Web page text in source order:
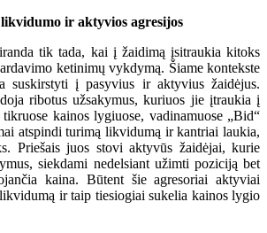
ir aktyvios agresijos
tik tada, kai į žaidimą įsitraukia kitoks
ketinimų vykdymą. Šiame kontekste
suskirstyti į pasyvius ir aktyvius žaidėjus.
ribotus užsakymus, kuriuos jie įtraukia į
kainos lygiuose, vadinamuose „Bid“
atspindi turimą likvidumą ir kantriai laukia,
Priešais juos stovi aktyvūs žaidėjai, kurie
siekdami nedelsiant užimti poziciją bet
kaina. Būtent šie agresoriai aktyviai
ir taip tiesiogiai sukelia kainos lygio